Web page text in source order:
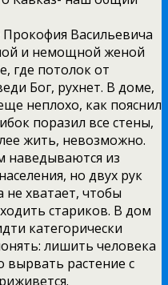
Васильевича
и немощной женой
где потолок от
Бог, рухнет. В доме,
неплохо, как пояснил
поразил все стены,
жить, невозможно.
наведываются из
но двух рук
хватает, чтобы
стариков. В дом
категорически
лишить человека
вырвать растение с